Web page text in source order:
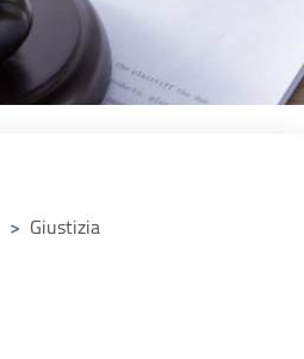
> Giustizia